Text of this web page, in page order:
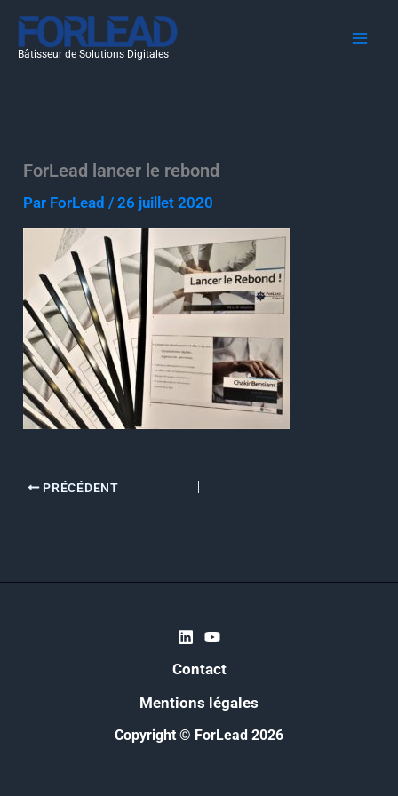
Aller
contenu
Bâtisseur de Solutions Digitales
ForLead lancer le rebond
Par ForLead/26 juillet 2020
PRÉCÉDENT
Contact
Mentions légales
Copyright © ForLead 2026